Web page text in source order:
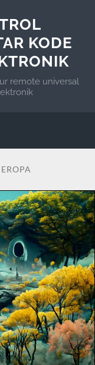
KODE
remote universal